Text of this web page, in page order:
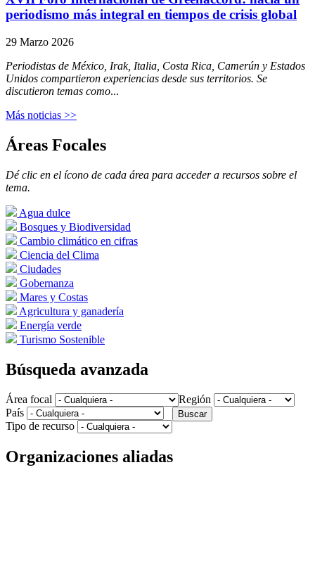
periodismo más integral en tiempos de crisis global
29 Marzo 2026
Periodistas de México, Irak, Italia, Costa Rica, Camerún y Estados
Unidos compartieron experiencias desde sus territorios. Se
discutieron temas como...
Más noticias >>
Áreas Focales
Dé clic en el ícono de cada área para acceder a recursos sobre el
tema.
Agua dulce
Bosques y Biodiversidad
Cambio climático en cifras
Ciencia del Clima
Ciudades
Gobernanza
Mares y Costas
Agricultura y ganadería
Energía verde
Turismo Sostenible
Búsqueda avanzada
Área focal
Región
País
Tipo de recurso
Organizaciones aliadas